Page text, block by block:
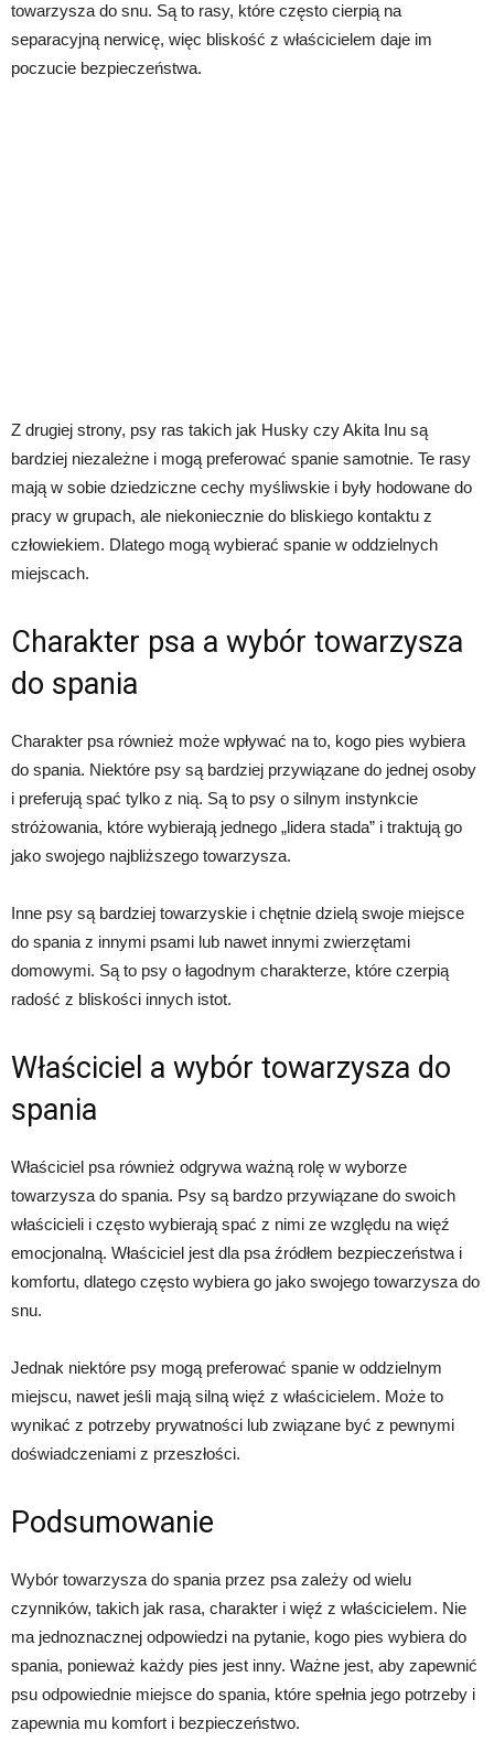
towarzysza do snu. Są to rasy, które często cierpią na
separacyjną nerwicę, więc bliskość z właścicielem daje im
poczucie bezpieczeństwa.
Z drugiej strony, psy ras takich jak Husky czy Akita Inu są
bardziej niezależne i mogą preferować spanie samotnie. Te rasy
mają w sobie dziedziczne cechy myśliwskie i były hodowane do
pracy w grupach, ale niekoniecznie do bliskiego kontaktu z
człowiekiem. Dlatego mogą wybierać spanie w oddzielnych
miejscach.
Charakter psa a wybór towarzysza
do spania
Charakter psa również może wpływać na to, kogo pies wybiera
do spania. Niektóre psy są bardziej przywiązane do jednej osoby
i preferują spać tylko z nią. Są to psy o silnym instynkcie
stróżowania, które wybierają jednego „lidera stada” i traktują go
jako swojego najbliższego towarzysza.
Inne psy są bardziej towarzyskie i chętnie dzielą swoje miejsce
do spania z innymi psami lub nawet innymi zwierzętami
domowymi. Są to psy o łagodnym charakterze, które czerpią
radość z bliskości innych istot.
Właściciel a wybór towarzysza do
spania
Właściciel psa również odgrywa ważną rolę w wyborze
towarzysza do spania. Psy są bardzo przywiązane do swoich
właścicieli i często wybierają spać z nimi ze względu na więź
emocjonalną. Właściciel jest dla psa źródłem bezpieczeństwa i
komfortu, dlatego często wybiera go jako swojego towarzysza do
snu.
Jednak niektóre psy mogą preferować spanie w oddzielnym
miejscu, nawet jeśli mają silną więź z właścicielem. Może to
wynikać z potrzeby prywatności lub związane być z pewnymi
doświadczeniami z przeszłości.
Podsumowanie
Wybór towarzysza do spania przez psa zależy od wielu
czynników, takich jak rasa, charakter i więź z właścicielem. Nie
ma jednoznacznej odpowiedzi na pytanie, kogo pies wybiera do
spania, ponieważ każdy pies jest inny. Ważne jest, aby zapewnić
psu odpowiednie miejsce do spania, które spełnia jego potrzeby i
zapewnia mu komfort i bezpieczeństwo.